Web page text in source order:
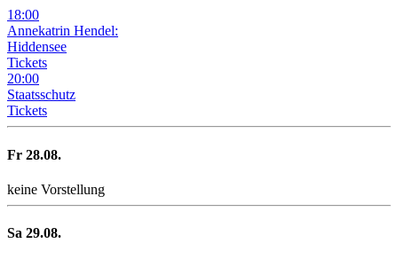
18:00
Annekatrin Hendel:
Hiddensee
Tickets
20:00
Staatsschutz
Tickets
Fr 28.08.
keine Vorstellung
Sa 29.08.